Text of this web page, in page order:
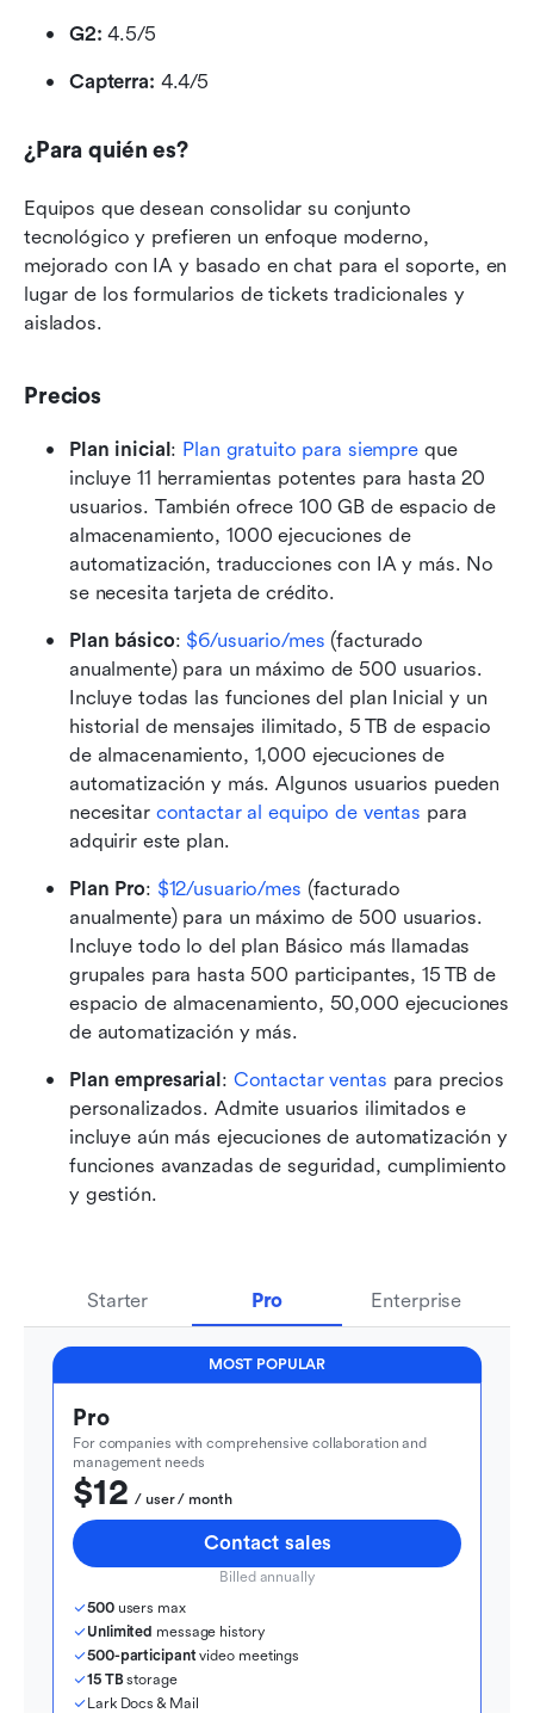
G2: 4.5/5
Capterra: 4.4/5
¿Para quién es?
Equipos que desean consolidar su conjunto
tecnológico y prefieren un enfoque moderno,
mejorado con IA y basado en chat para el soporte, en
lugar de los formularios de tickets tradicionales y
aislados.
Precios
Plan inicial : Plan gratuito para siempre que
incluye 11 herramientas potentes para hasta 20
usuarios. También ofrece 100 GB de espacio de
almacenamiento, 1000 ejecuciones de
automatización, traducciones con IA y más. No
se necesita tarjeta de crédito.
Plan básico: $6/usuario/mes (facturado
anualmente) para un máximo de 500 usuarios.
Incluye todas las funciones del plan Inicial y un
historial de mensajes ilimitado, 5 TB de espacio
de almacenamiento, 1,000 ejecuciones de
automatización y más. Algunos usuarios pueden
necesitar contactar al equipo de ventas para
adquirir este plan.
Plan Pro: $12/usuario/mes (facturado
anualmente) para un máximo de 500 usuarios.
Incluye todo lo del plan Básico más llamadas
grupales para hasta 500 participantes, 15 TB de
espacio de almacenamiento, 50,000 ejecuciones
de automatización y más.
Plan empresarial : Contactar ventas para precios
personalizados. Admite usuarios ilimitados e
incluye aún más ejecuciones de automatización y
funciones avanzadas de seguridad, cumplimiento
y gestión.
Starter Pro Enterprise
MOST POPULAR
Pro
For companies with comprehensive collaboration and
management needs
$12
  / user / month
Contact sales
Billed annually
500 users max
Unlimited message history
500-participant video meetings
15 TB storage
Lark Docs & Mail